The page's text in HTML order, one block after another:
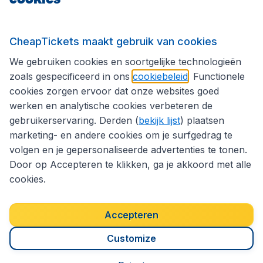
Volg CheapTickets.be
Privacybeleid
Copyright © 2026
CheapTickets maakt gebruik van cookies
We gebruiken cookies en soortgelijke technologieën
zoals gespecificeerd in ons cookiebeleid . Functionele
cookies zorgen ervoor dat onze websites goed
werken en analytische cookies verbeteren de
gebruikerservaring. Derden (bekijk lijst) plaatsen
marketing- en andere cookies om je surfgedrag te
volgen en je gepersonaliseerde advertenties te tonen.
Door op Accepteren te klikken, ga je akkoord met alle
cookies.
Accepteren
Customize